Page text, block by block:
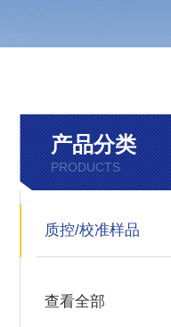
产品分类
PRODUCTS
质控/校准样品
查看全部